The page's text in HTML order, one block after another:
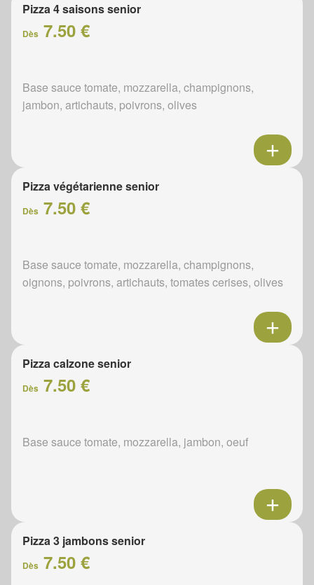
Pizza 4 saisons senior
Dès 7.50 €
Base sauce tomate, mozzarella, champignons,
jambon, artichauts, poivrons, olives
Pizza végétarienne senior
Dès 7.50 €
Base sauce tomate, mozzarella, champignons,
oignons, poivrons, artichauts, tomates cerises, olives
Pizza calzone senior
Dès 7.50 €
Base sauce tomate, mozzarella, jambon, oeuf
Pizza 3 jambons senior
Dès 7.50 €